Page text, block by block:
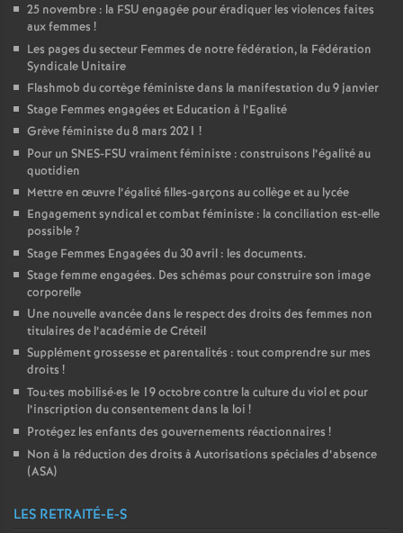
25 novembre : la FSU engagée pour éradiquer les violences faites
aux femmes !
Les pages du secteur Femmes de notre fédération, la Fédération
Syndicale Unitaire
Flashmob du cortège féministe dans la manifestation du 9 janvier
Stage Femmes engagées et Education à l’Egalité
Grève féministe du 8 mars 2021 !
Pour un SNES-FSU vraiment féministe : construisons l’égalité au
quotidien
Mettre en œuvre l’égalité filles-garçons au collège et au lycée
Engagement syndical et combat féministe : la conciliation est-elle
possible?
Stage Femmes Engagées du 30 avril : les documents.
Stage femme engagées. Des schémas pour construire son image
corporelle
Une nouvelle avancée dans le respect des droits des femmes non
titulaires de l’académie de Créteil
Supplément grossesse et parentalités : tout comprendre sur mes
droits !
Tou·tes mobilisé·es le 19 octobre contre la culture du viol et pour
l’inscription du consentement dans la loi !
Protégez les enfants des gouvernements réactionnaires !
Non à la réduction des droits à Autorisations spéciales d’absence
(ASA)
LES RETRAITÉ-E-S